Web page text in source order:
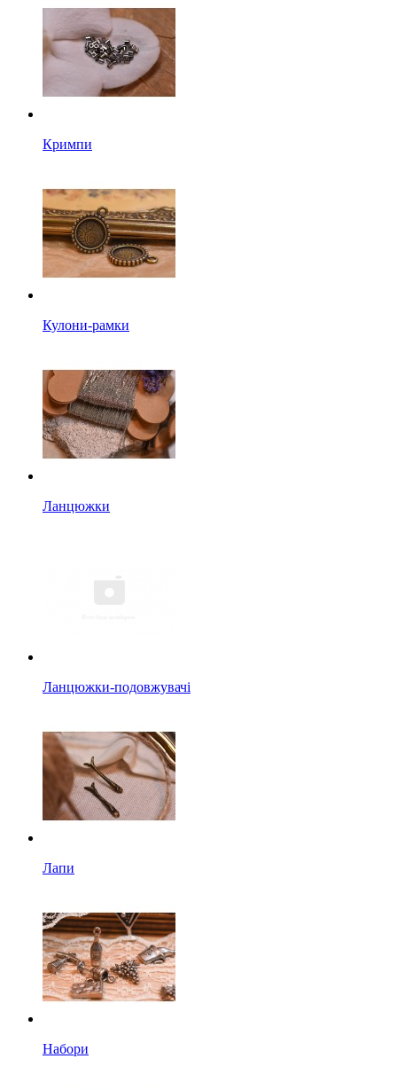
Кримпи
Кулони-рамки
Ланцюжки
Ланцюжки-подовжувачі
Лапи
Набори